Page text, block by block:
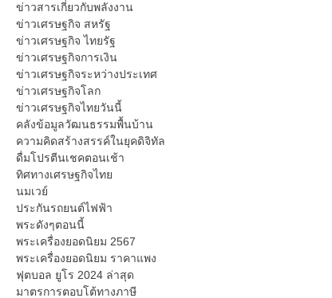
ข่าวสารเกี่ยวกับพลังงาน
ข่าวเศรษฐกิจ สหรัฐ
ข่าวเศรษฐกิจ ไทยรัฐ
ข่าวเศรษฐกิจการเงิน
ข่าวเศรษฐกิจระหว่างประเทศ
ข่าวเศรษฐกิจโลก
ข่าวเศรษฐกิจไทยวันนี้
คลังข้อมูลวัฒนธรรมพื้นบ้าน
ความคิดสร้างสรรค์ในยุคดิจิทัล
ดื่มโปรตีนเชคตอนเช้า
ทิศทางเศรษฐกิจไทย
นมเวย์
ประกันรถยนต์ไฟฟ้า
พระดังๆตอนนี้
พระเครื่องยอดนิยม 2567
พระเครื่องยอดนิยม ราคาแพง
ฟุตบอล ยูโร 2024 ล่าสุด
มาตรการตอบโต้ทางภาษี